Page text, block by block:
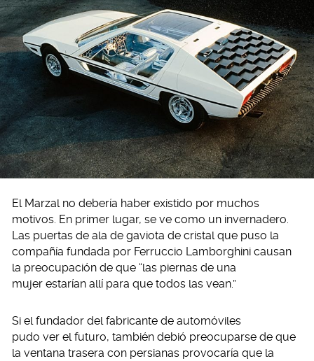
El Marzal no debería haber existido por muchos
motivos. En primer lugar, se ve como un invernadero.
Las puertas de ala de gaviota de cristal que puso la
compañía fundada por Ferruccio Lamborghini causan
la preocupación de que “las piernas de una
mujer estarían allí para que todos las vean.”
Si el fundador del fabricante de automóviles
pudo ver el futuro, también debió preocuparse de que
la ventana trasera con persianas provocaría que la